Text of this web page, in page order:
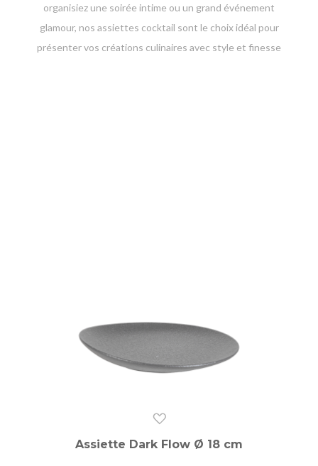
organisiez une soirée intime ou un grand événement
glamour, nos assiettes cocktail sont le choix idéal pour
présenter vos créations culinaires avec style et finesse
Assiette Dark Flow Ø 18 cm